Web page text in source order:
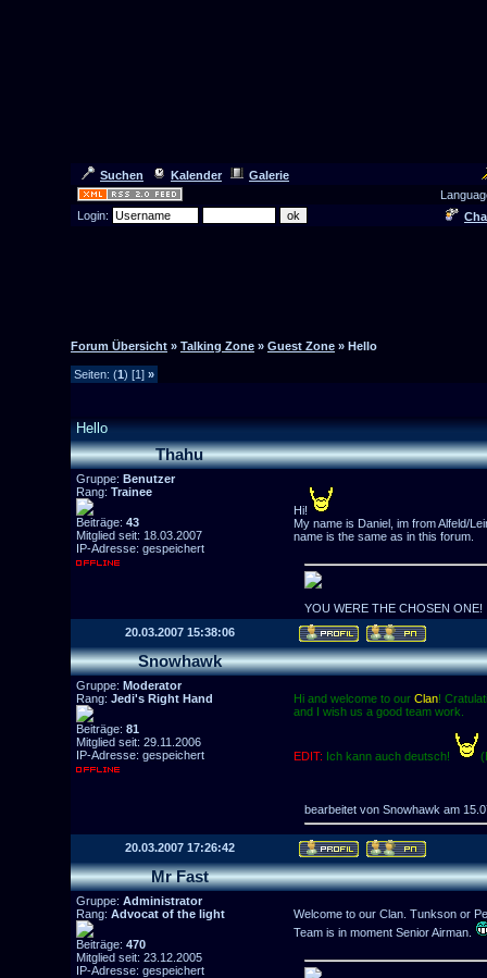
Suchen Kalender
Galerie
Login:
Forum Übersicht » Talking Zone » Guest Zone » Hello
Seiten: (1) [1] »
Hello
Thahu
Gruppe: Benutzer
Rang: Trainee
Beiträge: 43
Mitglied seit: 18.03.2007
IP-Adresse: gespeichert
Hi!
My name is Daniel, im from Alfeld/
name is the same as in this forum.
YOU WERE THE CHOSEN ONE!
20.03.2007 15:38:06
Snowhawk
Gruppe: Moderator
Rang: Jedi's Right Hand
Beiträge: 81
Mitglied seit: 29.11.2006
IP-Adresse: gespeichert
Hi and welcome to our Clan!
and I wish us a good team work.
EDIT: Ich kann auch deutsch!
bearbeitet von Snowhawk am
20.03.2007 17:26:42
Mr Fast
Gruppe: Administrator
Rang: Advocat of the light
Beiträge: 470
Mitglied seit: 23.12.2005
IP-Adresse: gespeichert
Welcome to our Clan. Tunkson or
Team is in moment Senior Airman.